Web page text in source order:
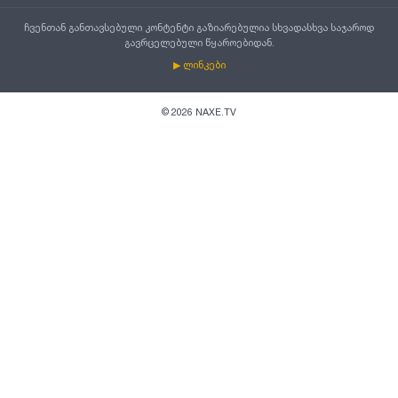
ჩვენთან განთავსებული კონტენტი გაზიარებულია სხვადასხვა საჯაროდ
გავრცელებული წყაროებიდან.
▶ ლინკები
© 2026 NAXE.TV